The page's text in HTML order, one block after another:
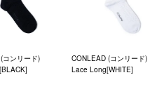
コンリード)
CONLEAD (コンリード)
Lace Long[WHITE]